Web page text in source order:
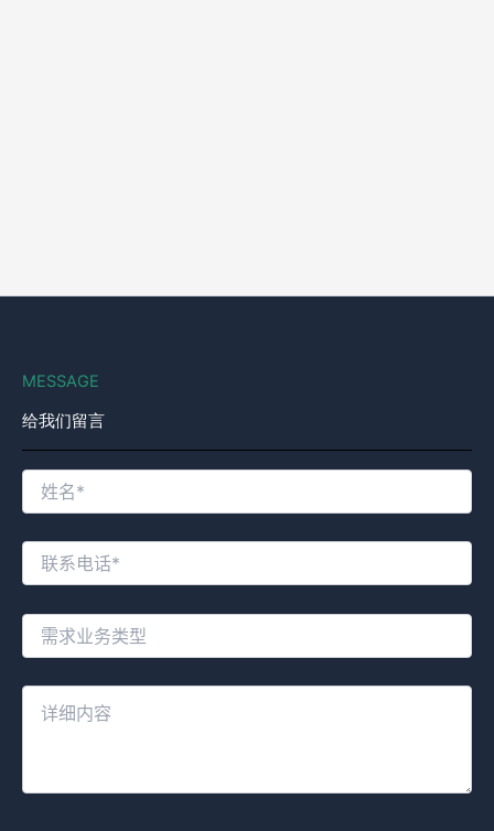
MESSAGE
给我们留言